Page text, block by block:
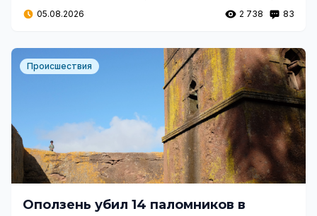
в селе Йонково. Пострадали пятеро молодых людей,
а брат водителя находится в тяжелом состоянии.
05.08.2026 2 738 83
Происшествия
Оползень убил 14 паломников в